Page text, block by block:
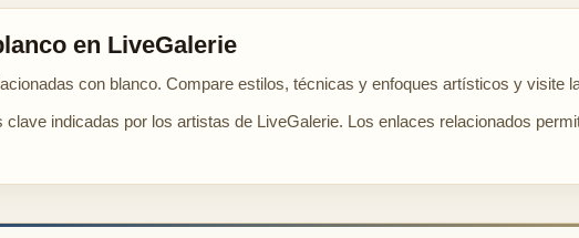
en LiveGalerie
con blanco. Compare estilos, técnicas y enfoques artísticos y visite
indicadas por los artistas de LiveGalerie. Los enlaces relacionados